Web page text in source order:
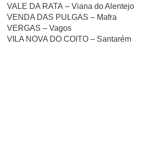
VALE DA RATA – Viana do Alentejo
VENDA DAS PULGAS – Mafra
VERGAS – Vagos
VILA NOVA DO COITO – Santarém